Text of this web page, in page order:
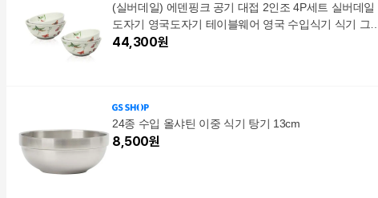
(실버데일) 에덴핑크 공기 대접 2인조 4P세트 실버데일
도자기 영국도자기 테이블웨어 영국 수입식기 식기 그
수입그릇 silverdale
44,300원
24종 수입 올샤틴 이중 식기 탕기 13cm
8,500원